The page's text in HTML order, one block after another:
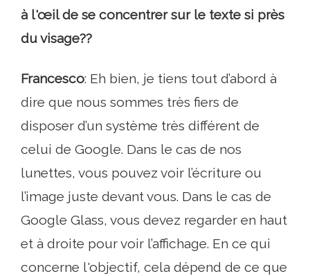
à l'œil de se concentrer sur le texte si près
du visage??
Francesco: Eh bien, je tiens tout d’abord à
dire que nous sommes très fiers de
disposer d’un système très différent de
celui de Google. Dans le cas de nos
lunettes, vous pouvez voir l’écriture ou
l’image juste devant vous. Dans le cas de
Google Glass, vous devez regarder en haut
et à droite pour voir l’affichage. En ce qui
concerne l'objectif, cela dépend de ce que